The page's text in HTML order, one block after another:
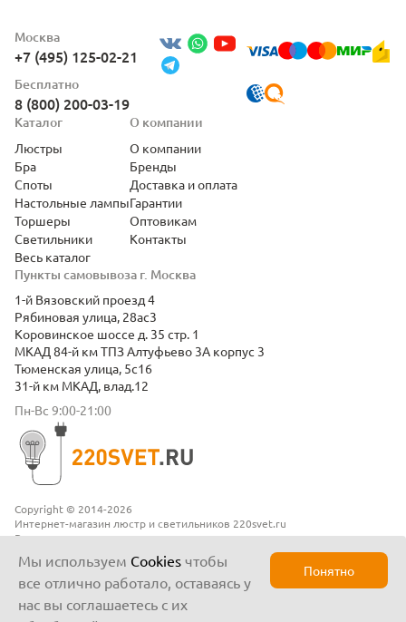
Copyright © 2014-2026
Интернет-магазин люстр и светильников 220svet.ru
Все права защищены
Москва
+7 (495) 125-02-21
Бесплатно
8 (800) 200-03-19
Пункты самовывоза г. Москва
1-й Вязовский проезд 4
Рябиновая улица, 28ас3
Коровинское шоссе д. 35 стр. 1
МКАД 84-й км ТПЗ Алтуфьево 3А корпус 3
Тюменская улица, 5с16
31-й км МКАД, влад.12
Пн-Вс 9:00-21:00
Каталог
Люстры
Бра
Споты
Настольные лампы
Торшеры
Светильники
Весь каталог
О компании
О компании
Бренды
Доставка и оплата
Гарантии
Оптовикам
Контакты
Мы используем Cookies чтобы
все отлично работало, оставаясь у
нас вы соглашаетесь с их
Понятно